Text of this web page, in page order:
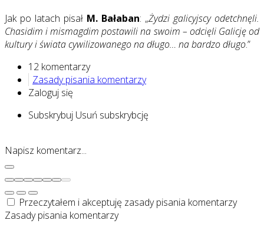
Jak po latach pisał M. Bałaban: „Żydzi galicyjscy odetchnęli.
Chasidim i mismagdim postawili na swoim – odcięli Galicję od
kultury i świata cywilizowanego na długo… na bardzo długo.”
12 komentarzy
Zasady pisania komentarzy
Zaloguj się
Subskrybuj Usuń subskrybcję
Napisz komentarz...
Przeczytałem i akceptuję zasady pisania komentarzy
Zasady pisania komentarzy